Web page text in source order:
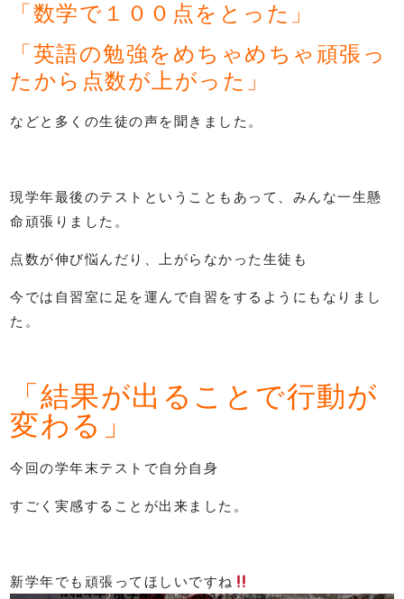
「数学で１００点をとった」
「英語の勉強をめちゃめちゃ頑張っ
たから点数が上がった」
などと多くの生徒の声を聞きました。
現学年最後のテストということもあって、みんな一生懸
命頑張りました。
点数が伸び悩んだり、上がらなかった生徒も
今では自習室に足を運んで自習をするようにもなりまし
た。
「結果が出ることで行動が
変わる」
今回の学年末テストで自分自身
すごく実感することが出来ました。
新学年でも頑張ってほしいですね